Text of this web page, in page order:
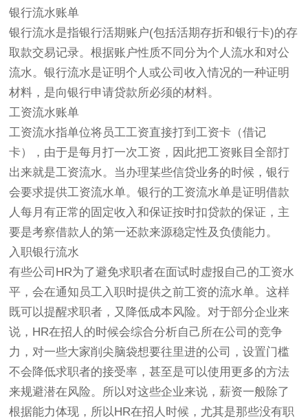
银行流水账单
银行流水是指银行活期账户(包括活期存折和银行卡)的存
取款交易记录。根据账户性质不同分为个人流水和对公
流水。银行流水是证明个人或公司收入情况的一种证明
材料，是向银行申请贷款所必须的材料。
工资流水账单
工资流水指单位将员工工资直接打到工资卡（借记
卡），由于是每月打一次工资，因此把工资账目全部打
出来就是工资流水。当办理某些信贷业务的时候，银行
会要求提供工资流水单。银行的工资流水单是证明借款
人每月有正常的固定收入和保证按时扣贷款的保证，主
要是考察借款人的第一还款来源稳定性及负债能力。
入职银行流水
有些公司HR为了避免求职者在面试时虚报自己的工资水
平，会在通知员工入职时提供之前工资的流水单。这样
既可以提醒求职者，又降低成本风险。对于部分企业来
说，HR在招人的时候会综合分析自己所在公司的竞争
力，对一些大家削尖脑袋想要往里进的公司，设置门槛
不会降低求职者的接受率，甚至是可以使用更多的方法
来规避潜在风险。所以对这些企业来说，薪资一般除了
根据能力体现，所以HR在招人时候，尤其是那些没有职